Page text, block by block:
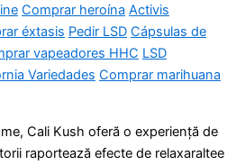
Comprar heroína Activis
éxtasis Pedir LSD Cápsulas de
vapeadores HHC LSD
Variedades Comprar marihuana
Cali Kush oferă o experiență de
raportează efecte de relaxaraltee